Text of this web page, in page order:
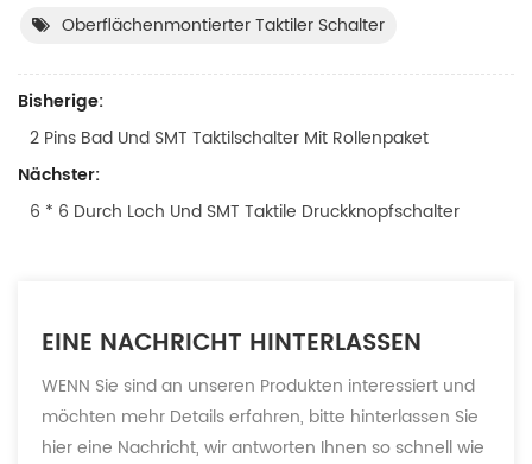
Oberflächenmontierter Taktiler Schalter
Bisherige:
2 Pins Bad Und SMT Taktilschalter Mit Rollenpaket
Nächster:
6 * 6 Durch Loch Und SMT Taktile Druckknopfschalter
EINE NACHRICHT HINTERLASSEN
WENN Sie sind an unseren Produkten interessiert und
möchten mehr Details erfahren, bitte hinterlassen Sie
hier eine Nachricht, wir antworten Ihnen so schnell wie